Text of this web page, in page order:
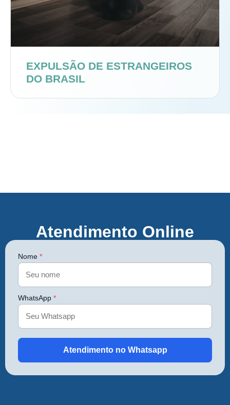
EXPULSÃO DE ESTRANGEIROS
DO BRASIL
Atendimento Online
Nome *
WhatsApp *
Atendimento no Whatsapp